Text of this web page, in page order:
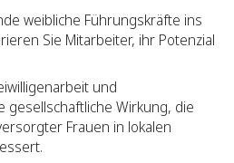
weibliche Führungskräfte ins
Sie Mitarbeiter, ihr Potenzial
und
gesellschaftliche Wirkung, die
Frauen in lokalen